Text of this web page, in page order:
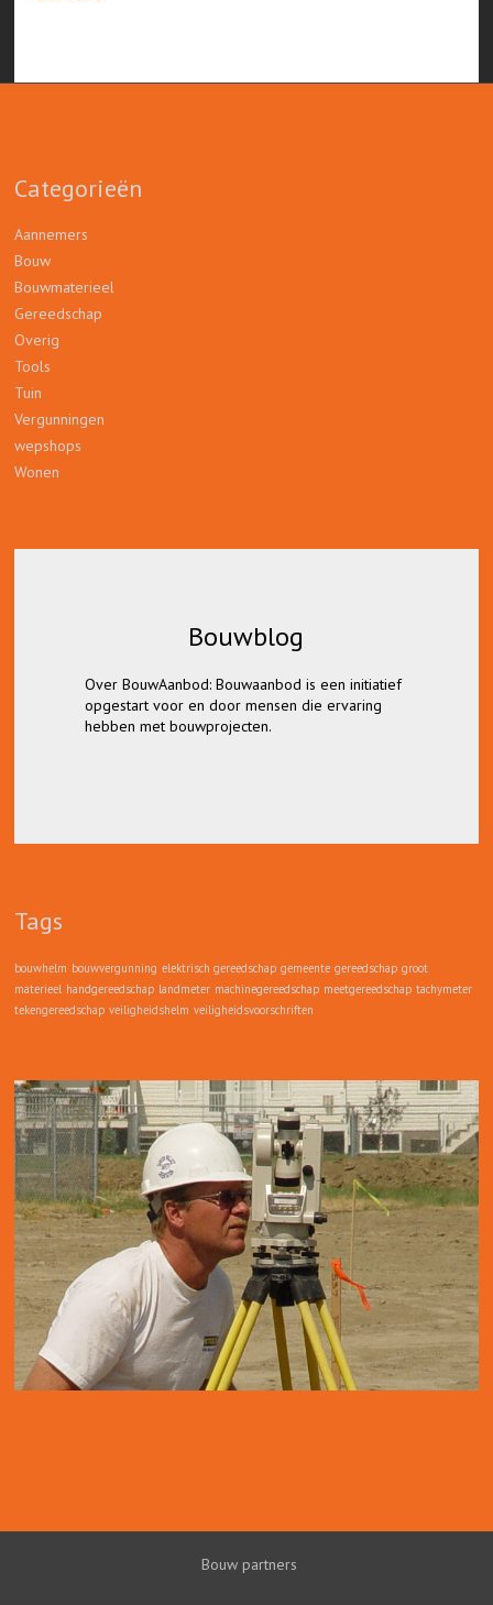
Categorieën
Aannemers
Bouw
Bouwmaterieel
Gereedschap
Overig
Tools
Tuin
Vergunningen
wepshops
Wonen
Bouwblog
Over BouwAanbod: Bouwaanbod is een initiatief
opgestart voor en door mensen die ervaring
hebben met bouwprojecten.
Bouwblog
Lees hier alles over bouwvergunningen,
bouwmaterieel en gereedschap, en tips
wanneer op zoek bent naar bouw gerelateerde
Tags
bouwhelm bouwvergunning elektrisch gereedschap gemeente gereedschap groot
materieel handgereedschap landmeter machinegereedschap meetgereedschap tachymeter
tekengereedschap veiligheidshelm veiligheidsvoorschriften
Bouw partners